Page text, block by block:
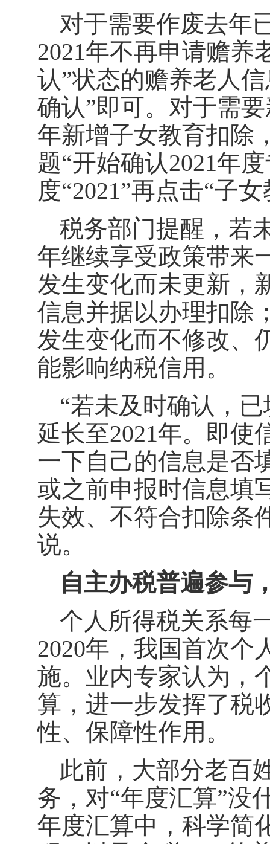
对于需要作废去年
2021年不再申请赡养
认”状态的赡养老人
确认”即可。对于需
年新增子女教育扣除
题“开始确认2021年
度“2021”再点击“子
税务部门提醒，若
年继续享受政策带来
发生变化而未更新，
信息并据以办理扣除
发生变化而不修改、
能影响纳税信用。
“若未及时确认，
延长至2021年。即使
一下自己的信息是否
或之前申报时信息填
失效、不符合扣除条
说。
自主办税普遍参与
个人所得税关系每
2020年，我国首次个
施。业内专家认为，
算，进一步发挥了税
性、保障性作用。
此前，大部分老百
务，对“年度汇算”没
年度汇算中，科学简